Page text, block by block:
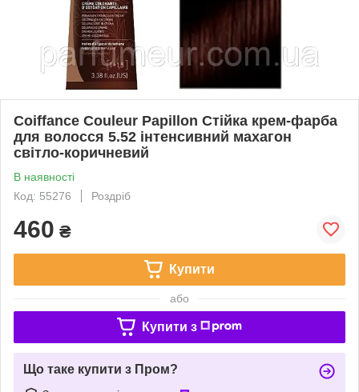
Coiffance Couleur Papillon Стійка крем-фарба
для волосся 5.52 iнтенсивний махагон
свiтло-коричневий
В наявності
Код: 55276
Роздріб
460 ₴
Купити
або
Купити з
Що таке купити з Пром?